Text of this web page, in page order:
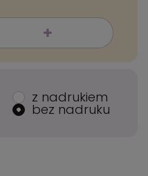
z nadrukiem
bez nadruku